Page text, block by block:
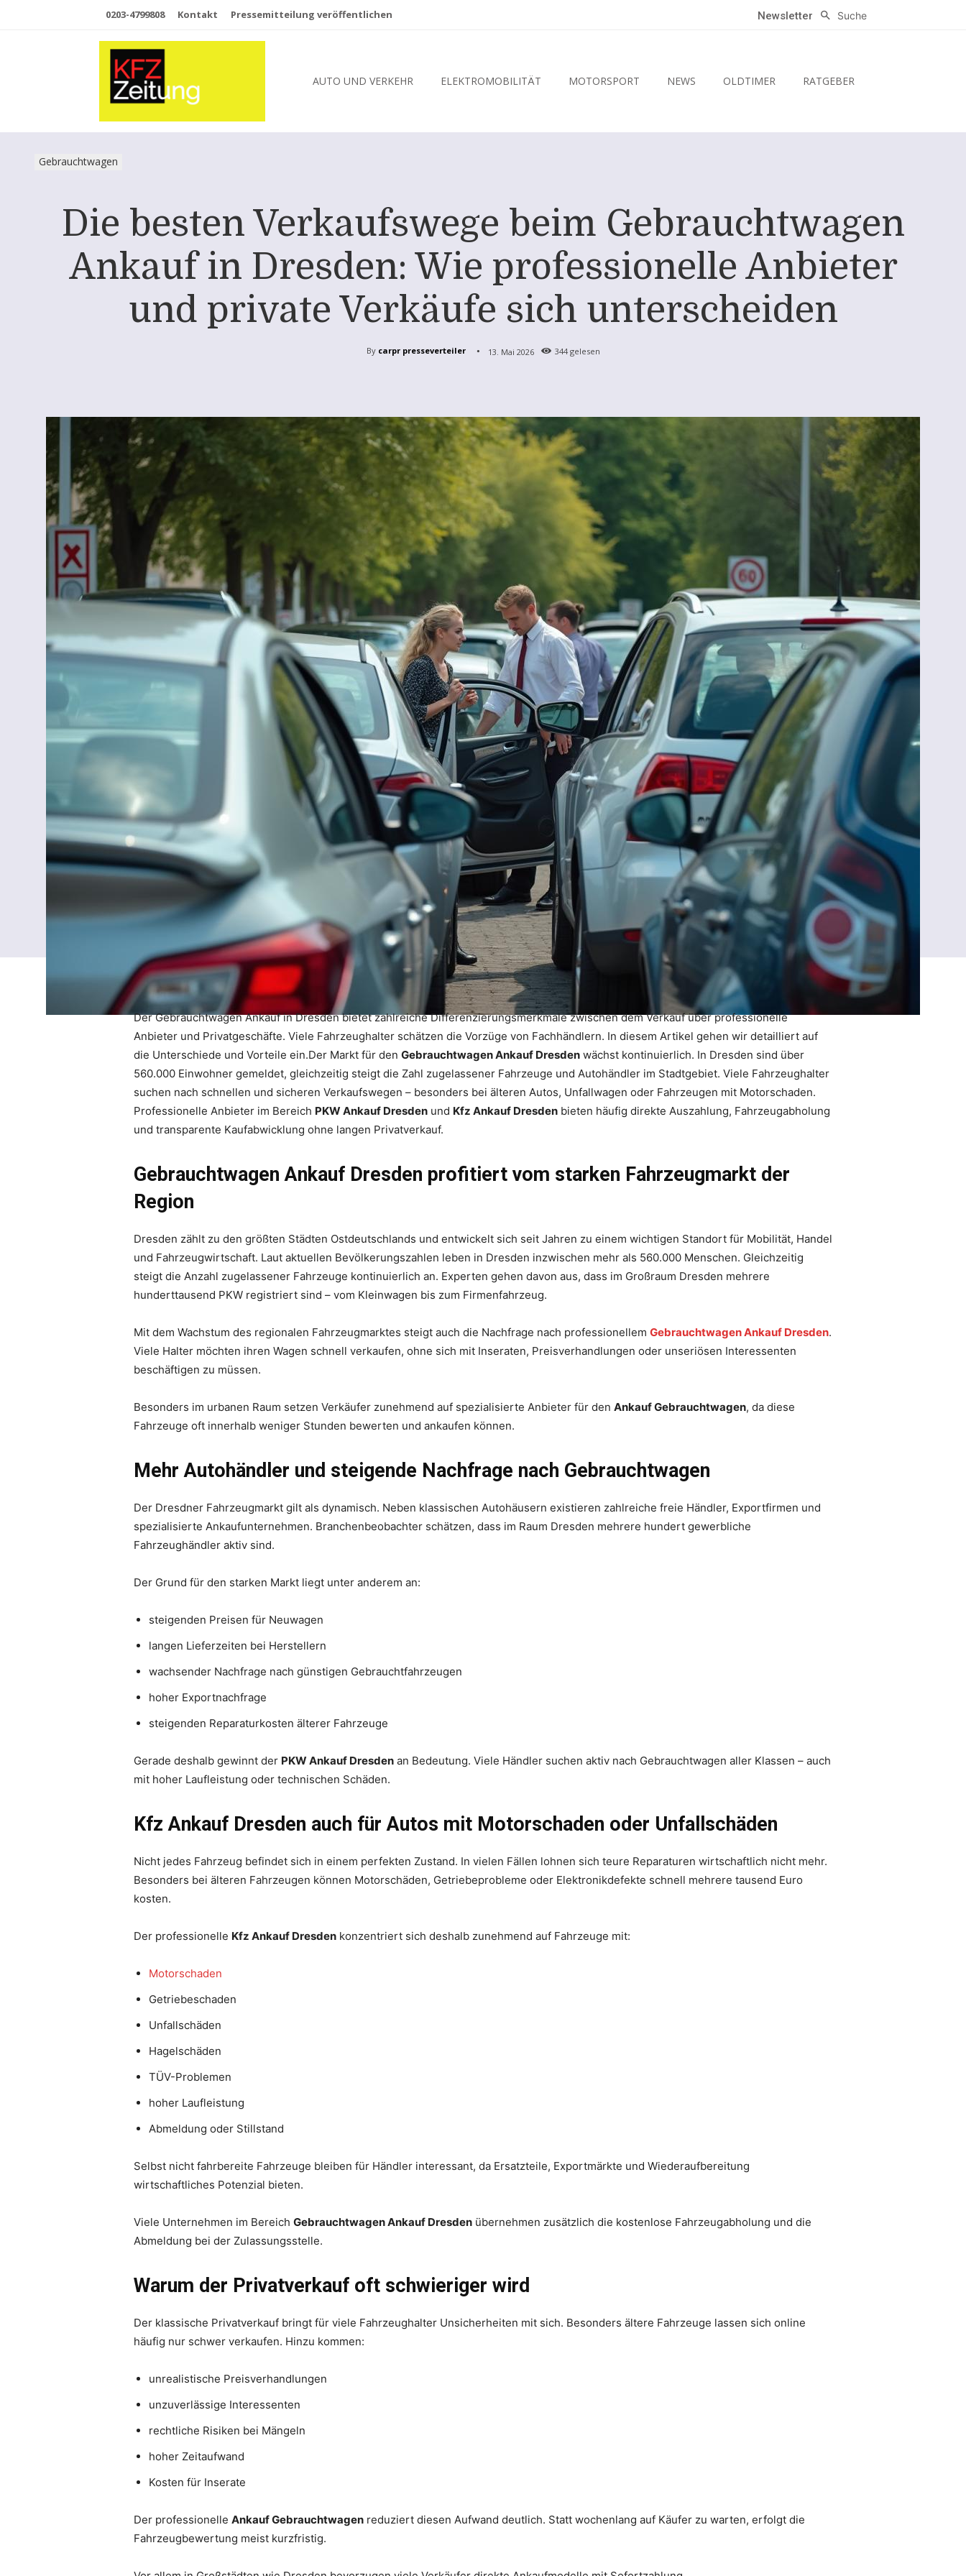
0203-4799808 Kontakt Pressemitteilung veröffentlichen Newsletter Suche
AUTO UND VERKEHR ELEKTROMOBILITÄT MOTORSPORT NEWS OLDTIMER RATGEBER
Gebrauchtwagen
Die besten Verkaufswege beim Gebrauchtwagen
Ankauf in Dresden: Wie professionelle Anbieter
und private Verkäufe sich unterscheiden
By carpr presseverteiler 13. Mai 2026 344gelesen
Der Gebrauchtwagen Ankauf in Dresden bietet zahlreiche Differenzierungsmerkmale zwischen dem Verkauf über professionelle
Anbieter und Privatgeschäfte. Viele Fahrzeughalter schätzen die Vorzüge von Fachhändlern. In diesem Artikel gehen wir detailliert auf
die Unterschiede und Vorteile ein.Der Markt für den Gebrauchtwagen Ankauf Dresden wächst kontinuierlich. In Dresden sind über
560.000 Einwohner gemeldet, gleichzeitig steigt die Zahl zugelassener Fahrzeuge und Autohändler im Stadtgebiet. Viele Fahrzeughalter
suchen nach schnellen und sicheren Verkaufswegen – besonders bei älteren Autos, Unfallwagen oder Fahrzeugen mit Motorschaden.
Professionelle Anbieter im Bereich PKW Ankauf Dresden und Kfz Ankauf Dresden bieten häufig direkte Auszahlung, Fahrzeugabholung
und transparente Kaufabwicklung ohne langen Privatverkauf.
Gebrauchtwagen Ankauf Dresden profitiert vom starken Fahrzeugmarkt der
Region
Dresden zählt zu den größten Städten Ostdeutschlands und entwickelt sich seit Jahren zu einem wichtigen Standort für Mobilität, Handel
und Fahrzeugwirtschaft. Laut aktuellen Bevölkerungszahlen leben in Dresden inzwischen mehr als 560.000 Menschen. Gleichzeitig
steigt die Anzahl zugelassener Fahrzeuge kontinuierlich an. Experten gehen davon aus, dass im Großraum Dresden mehrere
hunderttausend PKW registriert sind – vom Kleinwagen bis zum Firmenfahrzeug.
Mit dem Wachstum des regionalen Fahrzeugmarktes steigt auch die Nachfrage nach professionellem Gebrauchtwagen Ankauf Dresden.
Viele Halter möchten ihren Wagen schnell verkaufen, ohne sich mit Inseraten, Preisverhandlungen oder unseriösen Interessenten
beschäftigen zu müssen.
Besonders im urbanen Raum setzen Verkäufer zunehmend auf spezialisierte Anbieter für den Ankauf Gebrauchtwagen, da diese
Fahrzeuge oft innerhalb weniger Stunden bewerten und ankaufen können.
Mehr Autohändler und steigende Nachfrage nach Gebrauchtwagen
Der Dresdner Fahrzeugmarkt gilt als dynamisch. Neben klassischen Autohäusern existieren zahlreiche freie Händler, Exportfirmen und
spezialisierte Ankaufunternehmen. Branchenbeobachter schätzen, dass im Raum Dresden mehrere hundert gewerbliche
Fahrzeughändler aktiv sind.
Der Grund für den starken Markt liegt unter anderem an:
steigenden Preisen für Neuwagen
langen Lieferzeiten bei Herstellern
wachsender Nachfrage nach günstigen Gebrauchtfahrzeugen
hoher Exportnachfrage
steigenden Reparaturkosten älterer Fahrzeuge
Gerade deshalb gewinnt der PKW Ankauf Dresden an Bedeutung. Viele Händler suchen aktiv nach Gebrauchtwagen aller Klassen – auch
mit hoher Laufleistung oder technischen Schäden.
Kfz Ankauf Dresden auch für Autos mit Motorschaden oder Unfallschäden
Nicht jedes Fahrzeug befindet sich in einem perfekten Zustand. In vielen Fällen lohnen sich teure Reparaturen wirtschaftlich nicht mehr.
Besonders bei älteren Fahrzeugen können Motorschäden, Getriebeprobleme oder Elektronikdefekte schnell mehrere tausend Euro
kosten.
Der professionelle Kfz Ankauf Dresden konzentriert sich deshalb zunehmend auf Fahrzeuge mit:
Motorschaden
Getriebeschaden
Unfallschäden
Hagelschäden
TÜV-Problemen
hoher Laufleistung
Abmeldung oder Stillstand
Selbst nicht fahrbereite Fahrzeuge bleiben für Händler interessant, da Ersatzteile, Exportmärkte und Wiederaufbereitung
wirtschaftliches Potenzial bieten.
Viele Unternehmen im Bereich Gebrauchtwagen Ankauf Dresden übernehmen zusätzlich die kostenlose Fahrzeugabholung und die
Abmeldung bei der Zulassungsstelle.
Warum der Privatverkauf oft schwieriger wird
Der klassische Privatverkauf bringt für viele Fahrzeughalter Unsicherheiten mit sich. Besonders ältere Fahrzeuge lassen sich online
häufig nur schwer verkaufen. Hinzu kommen:
unrealistische Preisverhandlungen
unzuverlässige Interessenten
rechtliche Risiken bei Mängeln
hoher Zeitaufwand
Kosten für Inserate
Der professionelle Ankauf Gebrauchtwagen reduziert diesen Aufwand deutlich. Statt wochenlang auf Käufer zu warten, erfolgt die
Fahrzeugbewertung meist kurzfristig.